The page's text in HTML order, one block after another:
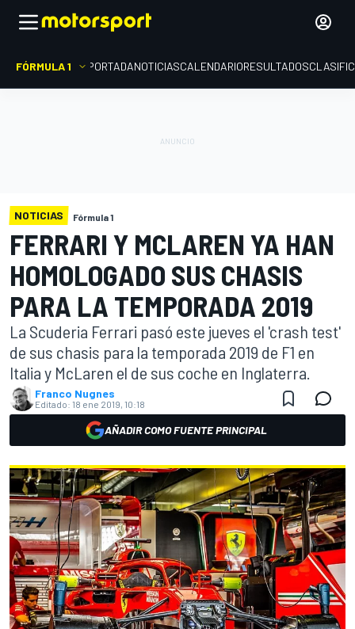
FÓRMULA 1 PORTADANOTICIASCALENDARIORESULTADOS
NOTICIAS Fórmula 1
FERRARI Y MCLAREN YA HAN
HOMOLOGADO SUS CHASIS
PARA LA TEMPORADA 2019
La Scuderia Ferrari pasó este jueves el 'crash test'
de sus chasis para la temporada 2019 de F1 en
Italia y McLaren el de sus coche en Inglaterra.
Franco Nugnes
Editado: 18 ene 2019, 10:18
AÑADIR COMO FUENTE PRINCIPAL